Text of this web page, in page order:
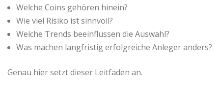
Welche Coins gehören hinein?
Wie viel Risiko ist sinnvoll?
Welche Trends beeinflussen die Auswahl?
Was machen langfristig erfolgreiche Anleger anders?
Genau hier setzt dieser Leitfaden an.